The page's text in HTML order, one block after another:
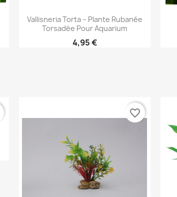
Aperçu rapide
Vallisneria Torta – Plante Rubanée
Torsadée Pour Aquarium
4,95 €
favorite_border